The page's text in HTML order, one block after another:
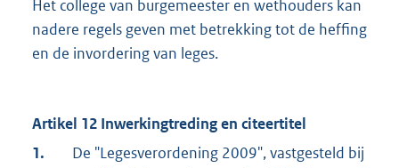
Het college van burgemeester en wethouders kan
nadere regels geven met betrekking tot de heffing
en de invordering van leges.
Artikel 12 Inwerkingtreding en citeertitel
1.
De "Legesverordening 2009", vastgesteld bij